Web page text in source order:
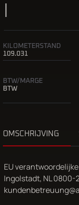
KILOMETERSTAND
109.031
BTW/MARGE
BTW
OMSCHRIJVING
EU
Ingolstadt, NL